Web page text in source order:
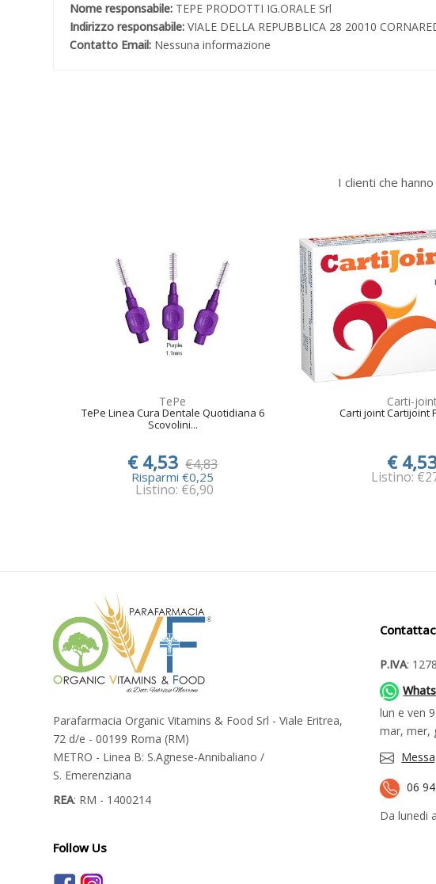
Nome responsabile: TEPE PRODOTTI IG.ORALE Srl
Indirizzo responsabile: VIALE DELLA REPUBBLICA 28 20010
Contatto Email: Nessuna informazione
I clienti che
TePe
TePe Linea Cura Dentale Quotidiana 6
Scovolini...
€ 4,53 €4,83
Risparmi €0,25
Listino: €6,90
Carti-
Carti joint Cartijoint
€
Listino:
Parafarmacia Organic Vitamins & Food Srl - Viale Eritrea,
72 d/e - 00199 Roma (RM)
METRO - Linea B: S.Agnese-Annibaliano /
S. Emerenziana
REA: RM - 1400214
P.IVA:
lun e ven
mar, mer,
06
Da lunedi
Follow Us